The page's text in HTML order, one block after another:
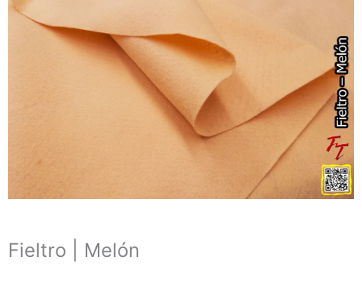
Fieltro | Melón